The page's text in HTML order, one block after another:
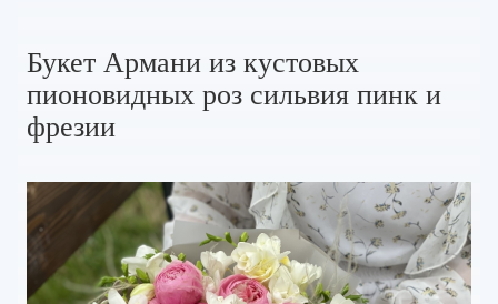
Букет Армани из кустовых
пионовидных роз сильвия пинк и
фрезии